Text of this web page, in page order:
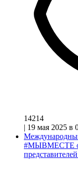
14214
| 19 мая 2025 в
#МЫВМЕСТЕ